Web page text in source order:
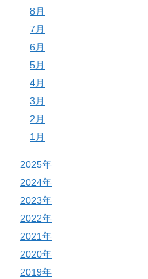
8月
7月
6月
5月
4月
3月
2月
1月
2025年
2024年
2023年
2022年
2021年
2020年
2019年